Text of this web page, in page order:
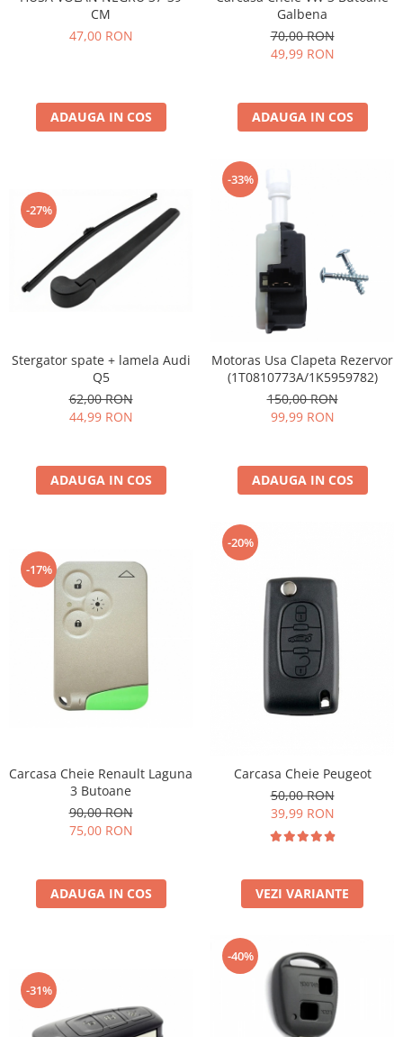
Spray Curatare Frane
Produse Intretinere si Detailing
Vopsitorie, Chituri si Adezivi
Produse de Iarna
Cabluri Pornire
Produse de Vara
Blog
CM
47,00 RON
ADAUGA IN COS
Galbena
70,00 RON
49,99 RON
ADAUGA IN COS
-27%
Stergator spate + lamela Audi
Q5
62,00 RON
44,99 RON
ADAUGA IN COS
-33%
Motoras Usa Clapeta Rezervor
(1T0810773A/1K5959782)
150,00 RON
99,99 RON
ADAUGA IN COS
-17%
Carcasa Cheie Renault Laguna
3 Butoane
90,00 RON
75,00 RON
ADAUGA IN COS
-20%
Carcasa Cheie Peugeot
50,00 RON
39,99 RON
VEZI VARIANTE
-31%
-40%